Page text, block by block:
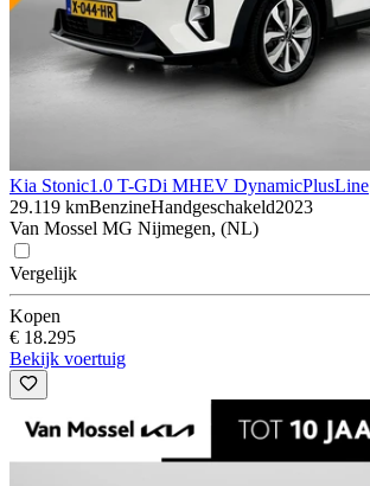
Kia Stonic1.0 T-GDi MHEV DynamicPlusLine
29.119 kmBenzineHandgeschakeld2023
Van Mossel MG Nijmegen, (NL)
Vergelijk
Kopen
€ 18.295
Bekijk voertuig